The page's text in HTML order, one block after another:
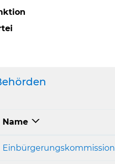
Objekte
Name
Einbürgerungskommission